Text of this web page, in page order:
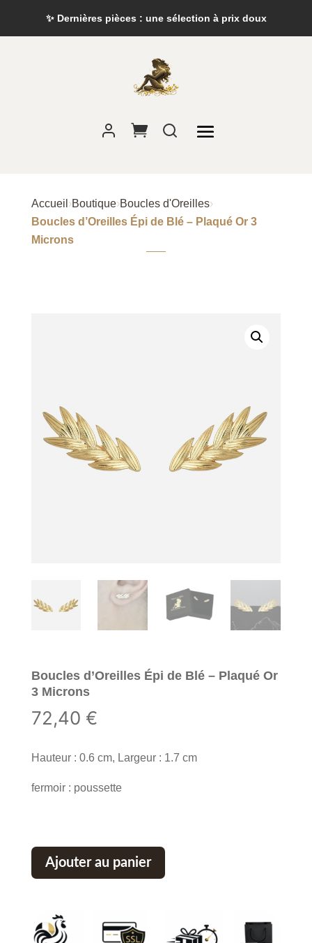
✨ Dernières pièces : une sélection à prix doux
Accueil ›Boutique›Boucles d'Oreilles›
Boucles d’Oreilles Épi de Blé – Plaqué Or 3
Microns
Boucles d’Oreilles Épi de Blé – Plaqué Or
3 Microns
72,40 €
Hauteur : 0.6 cm, Largeur : 1.7 cm
fermoir : poussette
Ajouter au panier